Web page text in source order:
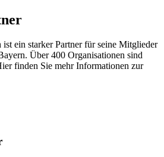
ein starker Partner für seine Mitglieder
Über 400 Organisationen sind
finden Sie mehr Informationen zur